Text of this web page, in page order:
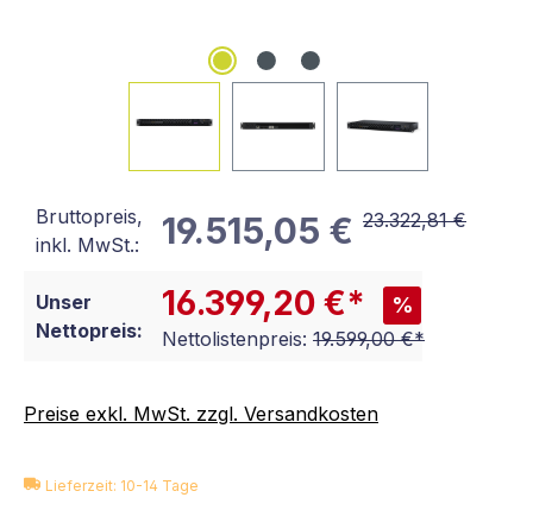
Bruttopreis,
inkl. MwSt.:
19.515,05 € 23.322,81 €
Unser
Nettopreis:
16.399,20 €* %
Nettolistenpreis: 19.599,00 €*
Preise exkl. MwSt. zzgl. Versandkosten
Lieferzeit: 10-14 Tage